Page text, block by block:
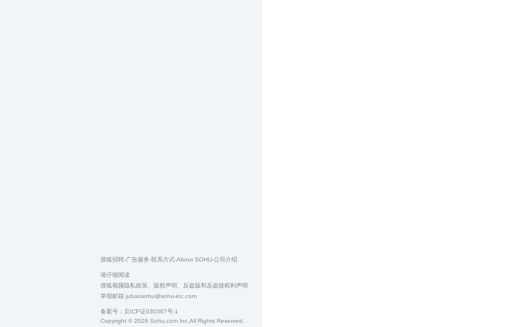
搜狐招聘-广告服务-联系方式-About SOHU-公司介绍
请仔细阅读
搜狐视频隐私政策
版权声明
反盗版和反盗链权利声明
举报邮箱 jubaosohu@sohu-inc.com
备案号： 京ICP证030367号-1
Copyright © 2026 Sohu.com Inc.All Rights Reserved.